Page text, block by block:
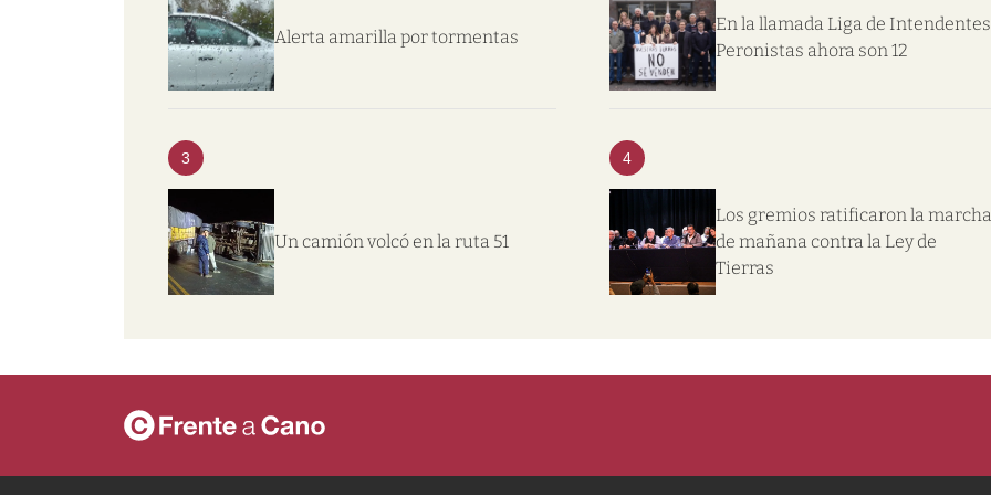
Alerta amarilla por tormentas
En la llamada Liga de Intendentes
Peronistas ahora son 12
3
Un camión volcó en la ruta 51
4
Los gremios ratificaron la marcha
de mañana contra la Ley de
Tierras